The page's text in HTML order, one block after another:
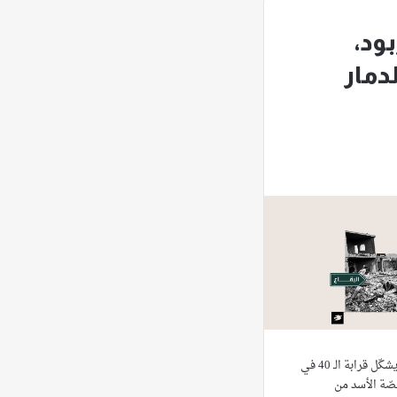
نالت أجزاء واسعة من البقاع الذي يشكّل قرابة الـ 40 في
الأسد من